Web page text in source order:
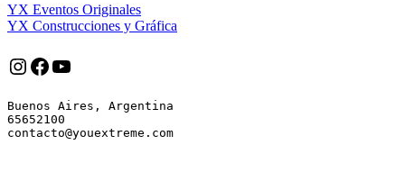
YX Eventos Originales
YX Construcciones y Gráfica
Instagram
Facebook
YouTube
Buenos Aires, Argentina
65652100